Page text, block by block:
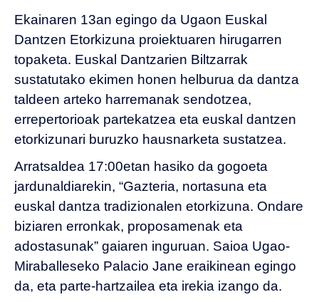
Ekainaren 13an egingo da Ugaon Euskal
Dantzen Etorkizuna proiektuaren hirugarren
topaketa. Euskal Dantzarien Biltzarrak
sustatutako ekimen honen helburua da dantza
taldeen arteko harremanak sendotzea,
errepertorioak partekatzea eta euskal dantzen
etorkizunari buruzko hausnarketa sustatzea.
Arratsaldea 17:00etan hasiko da gogoeta
jardunaldiarekin, “Gazteria, nortasuna eta
euskal dantza tradizionalen etorkizuna. Ondare
biziaren erronkak, proposamenak eta
adostasunak” gaiaren inguruan. Saioa Ugao-
Miraballeseko Palacio Jane eraikinean egingo
da, eta parte-hartzailea eta irekia izango da.